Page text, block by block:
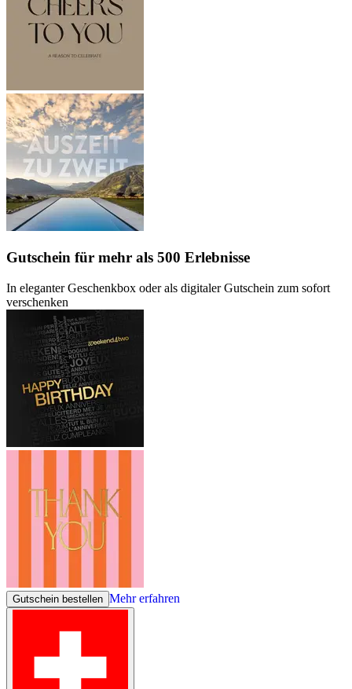
Gutschein für mehr als 500 Erlebnisse
In eleganter Geschenkbox oder als digitaler Gutschein zum sofort
verschenken
Gutschein bestellen Mehr erfahren